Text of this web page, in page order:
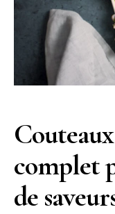
complet
de